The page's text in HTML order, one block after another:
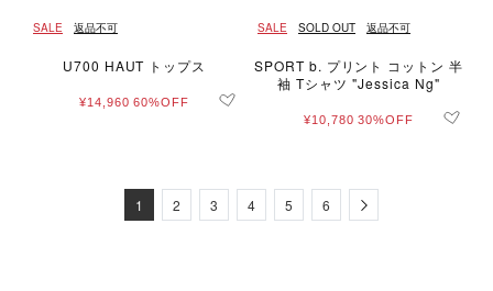
SALE 返品不可
U700 HAUT トップス
¥14,960 60%OFF
SALE SOLD OUT 返品不可
SPORT b. プリント コットン 半
袖 Tシャツ "Jessica Ng"
¥10,780 30%OFF
1 2 3 4 5 6 Next